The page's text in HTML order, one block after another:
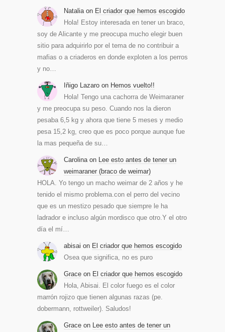
Natalia on El criador que hemos escogido
Hola! Estoy interesada en tener un braco,
soy de Alicante y me preocupa mucho elegir buen
sitio para adquirirlo por el tema de no contribuir a
mafias o a criaderos en donde exploten a los perros
y no…
Iñigo Lazaro on Hemos vuelto!!
Hola! Tengo una cachorra de Weimaraner
y me preocupa su peso. Cuando nos la dieron
pesaba 6,5 kg y ahora que tiene 5 meses y medio
pesa 15,2 kg, creo que es poco porque aunque fue
la mas pequeña de su…
Carolina on
Lee esto antes de tener un
weimaraner (braco de weimar)
HOLA. Yo tengo un macho weimar de 2 años y he
tenido el mismo problema.con el perro del vecino
que es un mestizo pesado que siempre le ha
ladrador e incluso algún mordisco que otro.Y el otro
día el mí…
abisai on El criador que hemos escogido
Osea que significa, no es puro
Grace on El criador que hemos escogido
Hola, Abisai. El color fuego es el color
marrón rojizo que tienen algunas razas (pe.
dobermann, rottweiler). Saludos!
Grace on
Lee esto antes de tener un